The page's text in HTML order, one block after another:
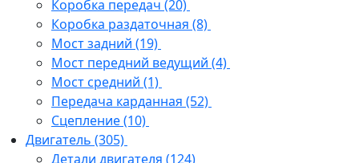
Коробка передач (20)
Коробка раздаточная (8)
Мост задний (19)
Мост передний ведущий (4)
Мост средний (1)
Передача карданная (52)
Сцепление(10)
Двигатель (305)
Детали двигателя (124)